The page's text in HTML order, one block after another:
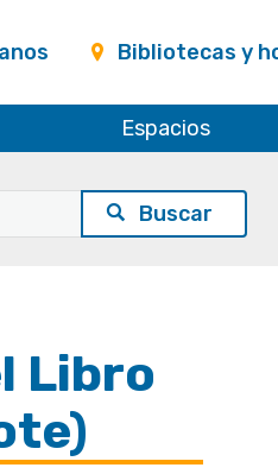
Bibliotecas y
Espacios
Libro